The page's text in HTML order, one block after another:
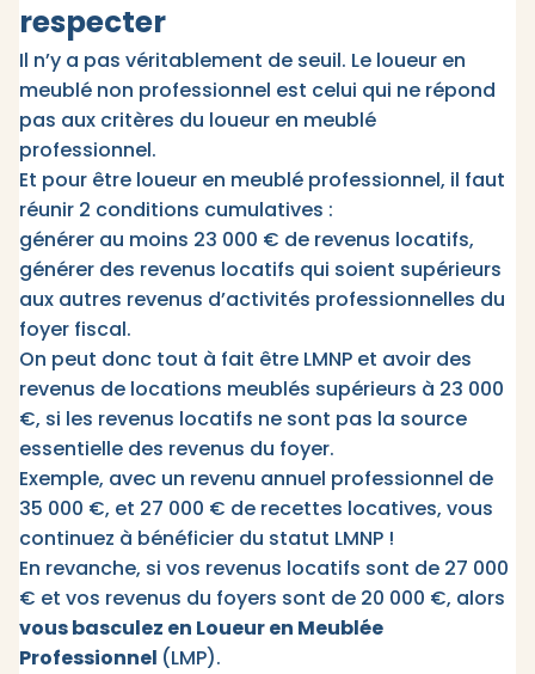
respecter
Il n’y a pas véritablement de seuil. Le loueur en
meublé non professionnel est celui qui ne répond
pas aux critères du loueur en meublé
professionnel.
Et pour être loueur en meublé professionnel, il faut
réunir 2 conditions cumulatives :
générer au moins 23 000 € de revenus locatifs,
générer des revenus locatifs qui soient supérieurs
aux autres revenus d’activités professionnelles du
foyer fiscal.
On peut donc tout à fait être LMNP et avoir des
revenus de locations meublés supérieurs à 23 000
€, si les revenus locatifs ne sont pas la source
essentielle des revenus du foyer.
Exemple, avec un revenu annuel professionnel de
35 000 €, et 27 000 € de recettes locatives, vous
continuez à bénéficier du statut LMNP !
En revanche, si vos revenus locatifs sont de 27 000
€ et vos revenus du foyers sont de 20 000 €, alors
vous basculez en Loueur en Meublée
Professionnel (LMP).